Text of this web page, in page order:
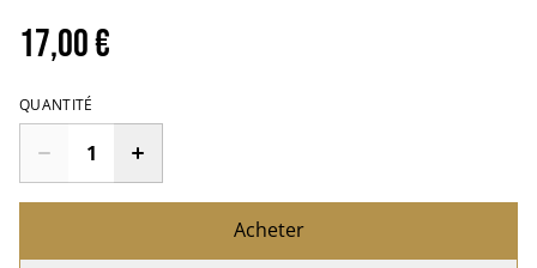
17,00 €
QUANTITÉ
Acheter